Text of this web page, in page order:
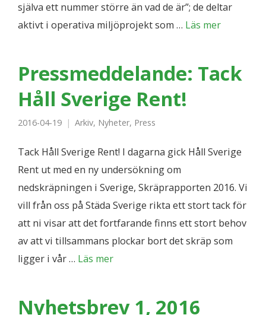
själva ett nummer större än vad de är”; de deltar
aktivt i operativa miljöprojekt som … Läs mer
Pressmeddelande: Tack
Håll Sverige Rent!
2016-04-19 Arkiv, Nyheter, Press
Tack Håll Sverige Rent! I dagarna gick Håll Sverige
Rent ut med en ny undersökning om
nedskräpningen i Sverige, Skräprapporten 2016. Vi
vill från oss på Städa Sverige rikta ett stort tack för
att ni visar att det fortfarande finns ett stort behov
av att vi tillsammans plockar bort det skräp som
ligger i vår … Läs mer
Nyhetsbrev 1, 2016